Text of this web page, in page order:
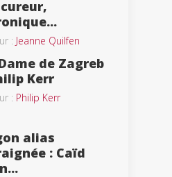
: Jeanne Quilfen
de Zagreb
Kerr
: Philip Kerr
alias
: Caïd